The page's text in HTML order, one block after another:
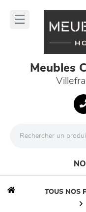
Meubles
TOUS NOS